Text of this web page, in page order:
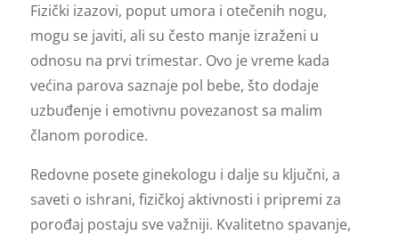
Fizički izazovi, poput umora i otečenih nogu,
mogu se javiti, ali su često manje izraženi u
odnosu na prvi trimestar. Ovo je vreme kada
većina parova saznaje pol bebe, što dodaje
uzbuđenje i emotivnu povezanost sa malim
članom porodice.
Redovne posete ginekologu i dalje su ključni, a
saveti o ishrani, fizičkoj aktivnosti i pripremi za
porođaj postaju sve važniji. Kvalitetno spavanje,